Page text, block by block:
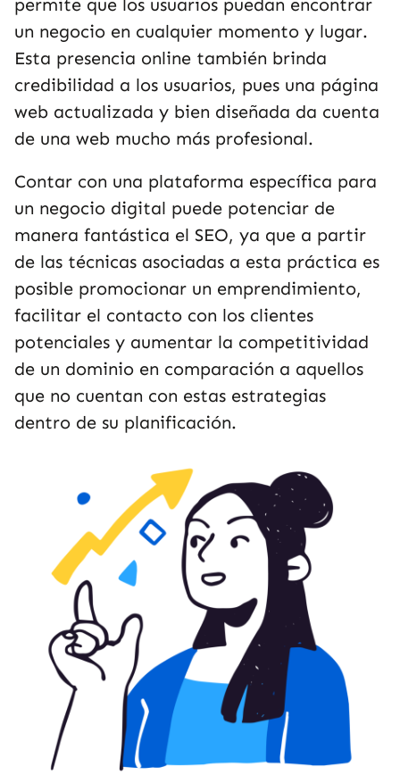
permite que los usuarios puedan encontrar
un negocio en cualquier momento y lugar.
Esta presencia online también brinda
credibilidad a los usuarios, pues una página
web actualizada y bien diseñada da cuenta
de una web mucho más profesional.
Contar con una plataforma específica para
un negocio digital puede potenciar de
manera fantástica el SEO, ya que a partir
de las técnicas asociadas a esta práctica es
posible promocionar un emprendimiento,
facilitar el contacto con los clientes
potenciales y aumentar la competitividad
de un dominio en comparación a aquellos
que no cuentan con estas estrategias
dentro de su planificación.